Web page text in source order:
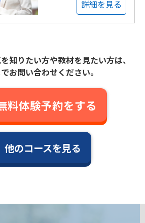
詳細を見る
知りたい方や教材を見たい方は、
お問い合わせください。
料体験予約をする
他のコースを見る